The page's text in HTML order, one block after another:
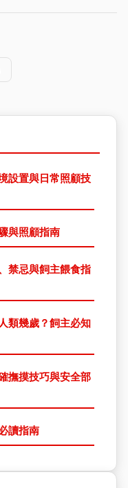
設置與日常照顧技
與照顧指南
禁忌與飼主餵食指
類幾歲？飼主必知
撫摸技巧與安全部
讀指南